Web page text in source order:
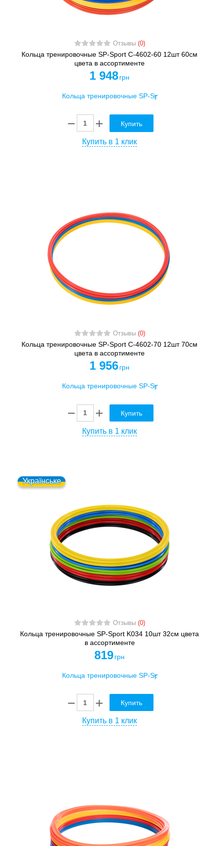
Отзывы (0)
Кольца тренировочные SP-Sport C-4602-60 12шт 60см
цвета в ассортименте
1 948 грн
Купить
Купить в 1 клик
Отзывы (0)
Кольца тренировочные SP-Sport C-4602-70 12шт 70см
цвета в ассортименте
1 956 грн
Купить
Купить в 1 клик
Українське
Отзывы (0)
Кольца тренировочные SP-Sport K034 10шт 32см цвета
в ассортименте
819 грн
Купить
Купить в 1 клик